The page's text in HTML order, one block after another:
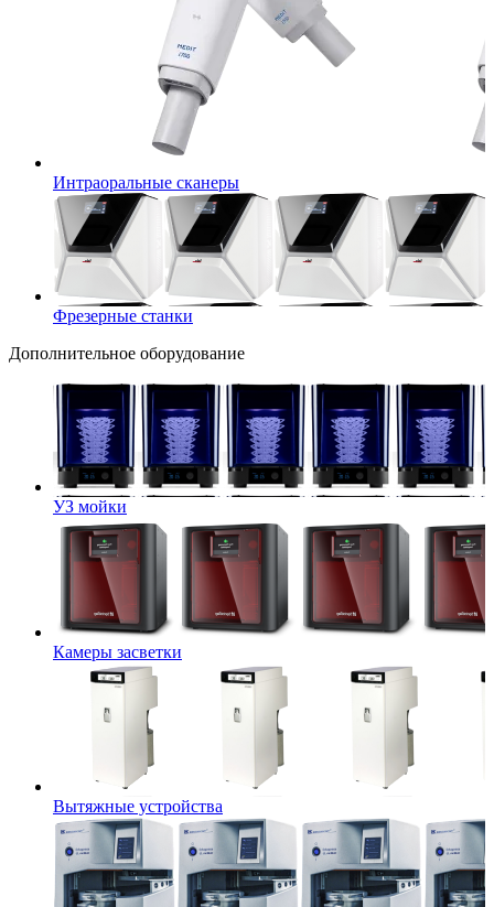
Интраоральные сканеры
Фрезерные станки
Дополнительное оборудование
УЗ мойки
Камеры засветки
Вытяжные устройства